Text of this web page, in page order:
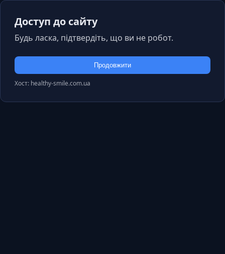
Доступ до сайту
Будь ласка, підтвердіть, що ви не робот.
Продовжити
Хост: healthy-smile.com.ua